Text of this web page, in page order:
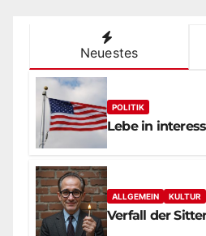
Neuestes
POLITIK
Lebe in
ALLGEMEIN KULTUR
Verfall der